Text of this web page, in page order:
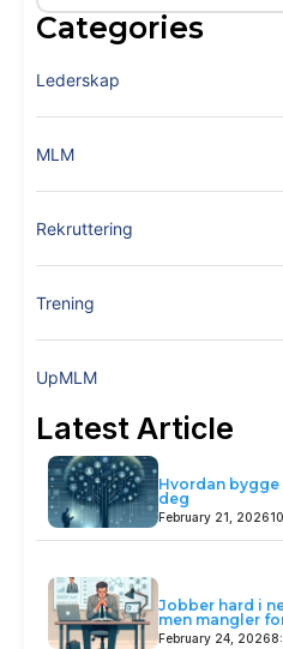
Categories
Lederskap
MLM
Rekruttering
Trening
UpMLM
Latest Article
February 21, 2026
Hvordan
deg
February 24, 2026
Jobber hard i
men mangler